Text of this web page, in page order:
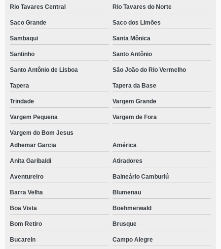
Rio Tavares Central Rio Tavares do Norte
Saco Grande Saco dos Limões
Sambaqui Santa Mônica
Santinho Santo Antônio
Santo Antônio de Lisboa São João do Rio Vermelho
Tapera Tapera da Base
Trindade Vargem Grande
Vargem Pequena Vargem de Fora
Vargem do Bom Jesus
Adhemar Garcia
América
Anita Garibaldi Atiradores
Aventureiro Balneário Camburiú
Barra Velha Blumenau
Boa Vista Boehmerwald
Bom Retiro Brusque
Bucarein Campo Alegre